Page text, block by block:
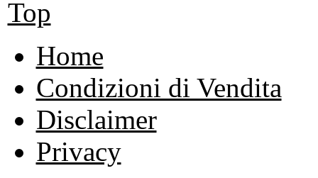
Top
Home
Condizioni di Vendita
Disclaimer
Privacy